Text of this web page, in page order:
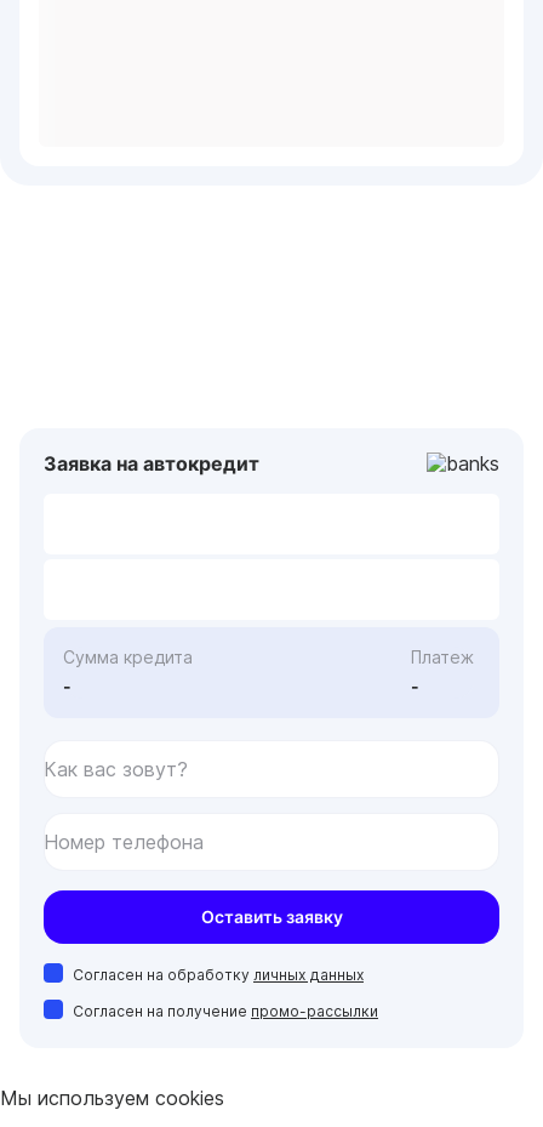
Заявка на автокредит
Сумма кредита
-
Платеж
-
Как вас зовут?
Номер телефона
Оставить заявку
Согласен на обработку личных данных
Согласен на получение промо-рассылки
Мы используем cookies